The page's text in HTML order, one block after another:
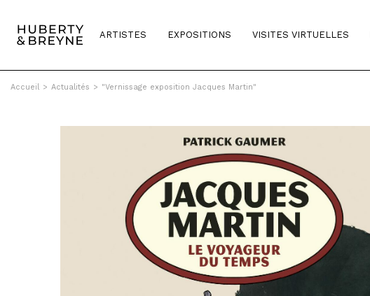
ARTISTES EXPOSITIONS VISITES VIRTUELLES
Accueil > Actualités > "Vernissage exposition Jacques Martin"